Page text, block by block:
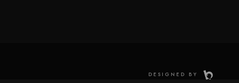
DESIGNED BY